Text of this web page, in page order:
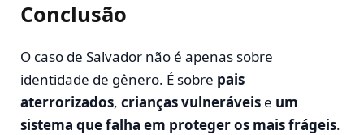
Conclusão
O caso de Salvador não é apenas sobre
identidade de gênero. É sobre pais
aterrorizados, crianças vulneráveis e um
sistema que falha em proteger os mais frágeis.